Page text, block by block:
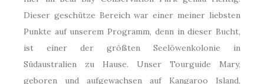
Dieser geschütze Bereich war einer meiner liebsten
Punkte auf unserem Programm, denn in dieser Bucht,
ist einer der größten Seelöwenkolonie in
Südaustralien zu Hause. Unser Tourguide Mary,
geboren und aufgewachsen auf Kangaroo Island,